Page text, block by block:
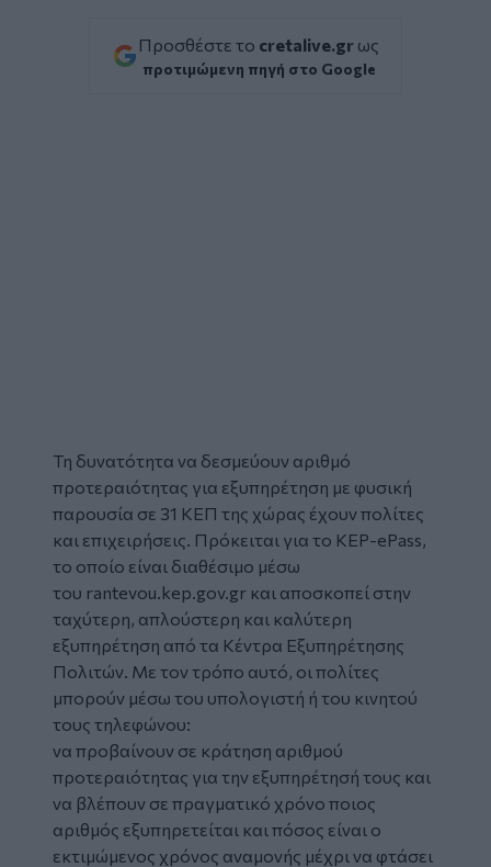
Προσθέστε το cretalive.gr ως
προτιμώμενη πηγή στο Google
Τη δυνατότητα να δεσμεύουν αριθμό
προτεραιότητας για εξυπηρέτηση με φυσική
παρουσία σε 31 ΚΕΠ της χώρας έχουν πολίτες
και επιχειρήσεις. Πρόκειται για το KEP-ePass,
το οποίο είναι διαθέσιμο μέσω
του rantevou.kep.gov.gr και αποσκοπεί στην
ταχύτερη, απλούστερη και καλύτερη
εξυπηρέτηση από τα Κέντρα Εξυπηρέτησης
Πολιτών. Με τον τρόπο αυτό, οι πολίτες
μπορούν μέσω του υπολογιστή ή του κινητού
τους τηλεφώνου:
να προβαίνουν σε κράτηση αριθμού
προτεραιότητας για την εξυπηρέτησή τους και
να βλέπουν σε πραγματικό χρόνο ποιος
αριθμός εξυπηρετείται και πόσος είναι ο
εκτιμώμενος χρόνος αναμονής μέχρι να φτάσει